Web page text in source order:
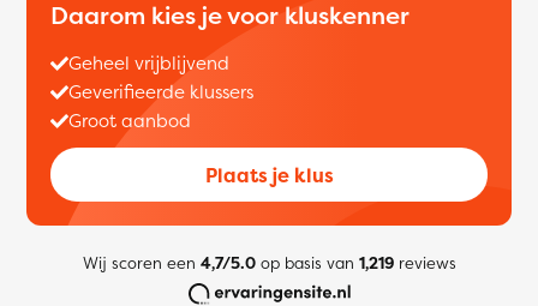
Daarom kies je voor kluskenner
Geheel vrijblijvend
Geverifieerde klussers
Groot aanbod
Plaats je klus
Wij scoren een 4,7/5.0op basis van 1,219reviews